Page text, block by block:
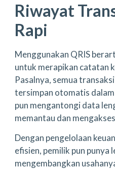
Riwayat
Rapi
Menggunakan QRIS
untuk merapikan catatan
Pasalnya, semua
tersimpan otomatis
pun mengantongi data
memantau dan
Dengan pengelolaan
efisien, pemilik pun punya
mengembangkan